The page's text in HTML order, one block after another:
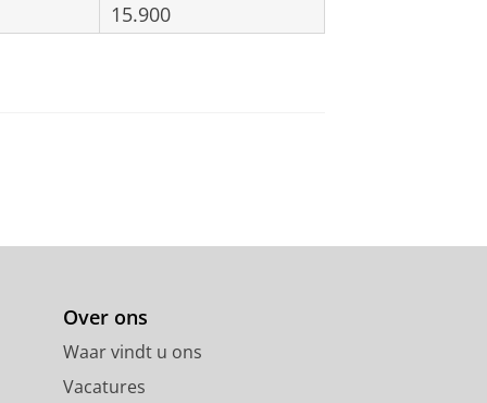
15.900
Over ons
Waar vindt u ons
Vacatures